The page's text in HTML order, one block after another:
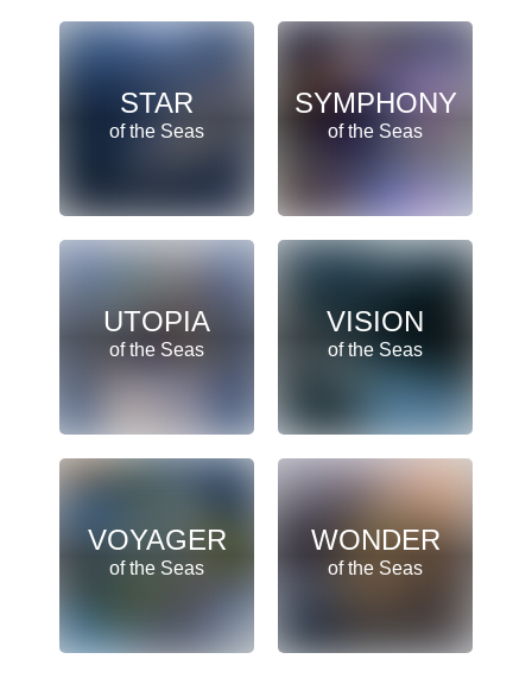
STAR
of the Seas
SYMPHONY
of the Seas
UTOPIA
of the Seas
VISION
of the Seas
VOYAGER
of the Seas
WONDER
of the Seas